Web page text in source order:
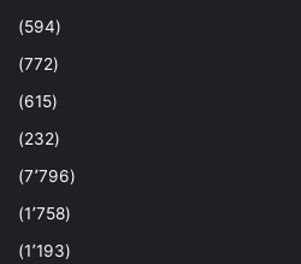
(594)
(772)
(615)
(232)
(7٬796)
(1٬758)
(1٬193)